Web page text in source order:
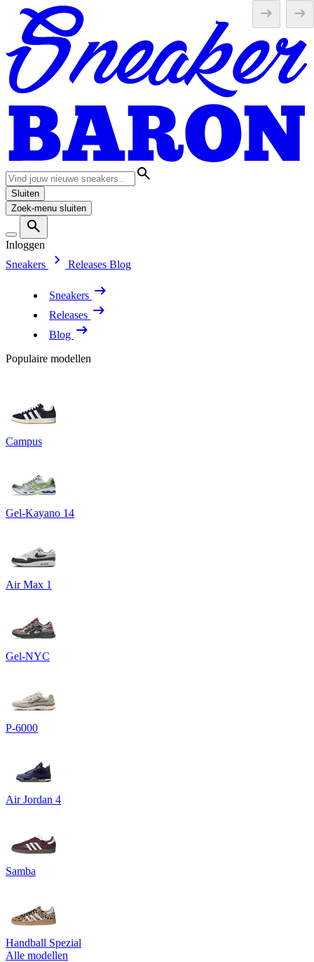
Sluiten
Zoek-menu sluiten
Inloggen
Sneakers
Releases Blog
Sneakers
Releases
Blog
Populaire modellen
Campus
Gel-Kayano 14
Air Max 1
Gel-NYC
P-6000
Air Jordan 4
Samba
Handball Spezial
Alle modellen